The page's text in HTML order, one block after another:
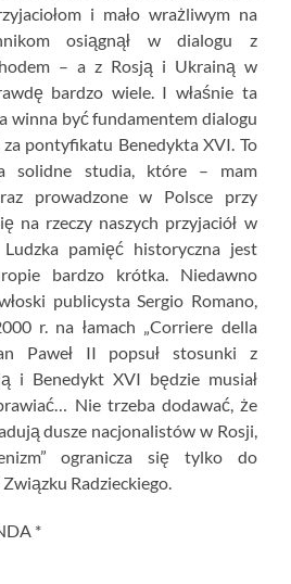
i mało wrażliwym na
osiągnął w dialogu z
– a z Rosją i Ukrainą w
bardzo wiele. I właśnie ta
winna być fundamentem dialogu
pontyfikatu Benedykta XVI. To
solidne studia, które – mam
prowadzone w Polsce przy
na rzeczy naszych przyjaciół w
pamięć historyczna jest
bardzo krótka. Niedawno
publicysta Sergio Romano,
r. na łamach „Corriere della
Paweł II popsuł stosunki z
i Benedykt XVI będzie musiał
Nie trzeba dodawać, że
dusze nacjonalistów w Rosji,
ogranicza się tylko do
Radzieckiego.
*